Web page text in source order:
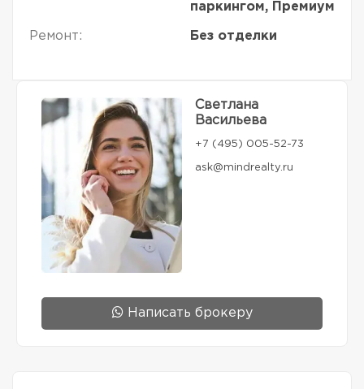
паркингом, Премиум
Ремонт: Без отделки
Светлана
Васильева
+7 (495) 005-52-73
ask@mindrealty.ru
Написать брокеру